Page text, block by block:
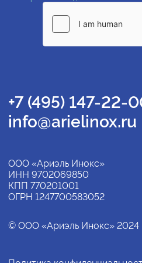
+7 (495) 147-22-
info@arielinox.ru
ООО «Ариэль Инокс»
ИНН 9702069850
КПП 770201001
ОГРН 1247700583052
© ООО «Ариэль Инокс» 2024